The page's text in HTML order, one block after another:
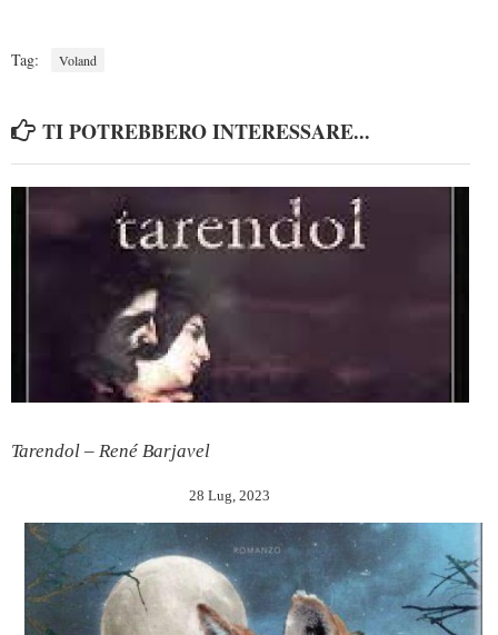
Tag: Voland
TI POTREBBERO INTERESSARE...
Tarendol – René Barjavel
28 Lug, 2023